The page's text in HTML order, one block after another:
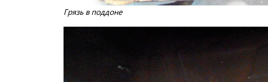
Грязь в поддоне